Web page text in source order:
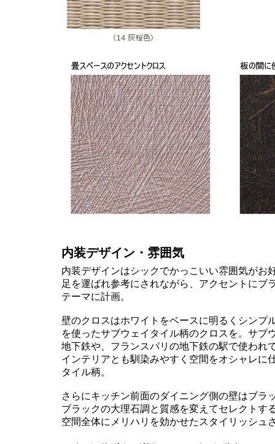
内装デザイン・雰囲気
内装デザインはシックでかっこいい雰囲気がお
足を運ばれ参考にされながら、アクセントにブ
テーマに計画。
壁のクロスはホワイトをベースに明るくシンプ
を使ったサブウェイタイル柄のクロスを。サブ
地下鉄や、フランスパリの地下鉄の駅で使われ
インテリアとも馴染みやすく空間をオシャレに
タイル柄。
さらにキッチン前面のダイニング側の壁はブラ
ブラックの大理石調と質感を変えてセレクトす
空間全体にメリハリを効かせたスタイリッシュ